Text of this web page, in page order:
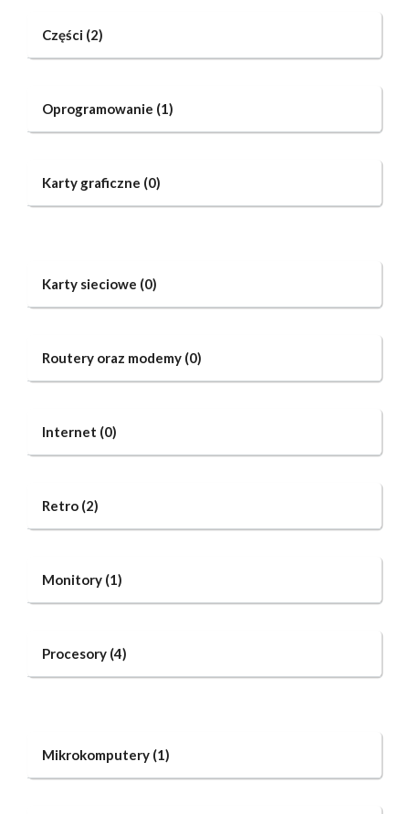
Części (2)
Oprogramowanie (1)
Karty graficzne (0)
Karty sieciowe (0)
Routery oraz modemy (0)
Internet (0)
Retro (2)
Monitory (1)
Procesory (4)
Mikrokomputery (1)